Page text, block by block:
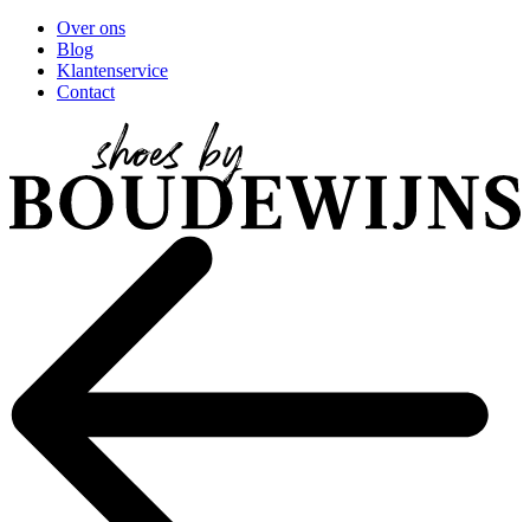
Over ons
Blog
Klantenservice
Contact